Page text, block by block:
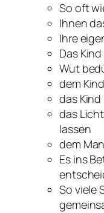
So oft
Ihnen
Ihre
Das
Wut
dem
das
das
lassen
dem
Es ins
So viele